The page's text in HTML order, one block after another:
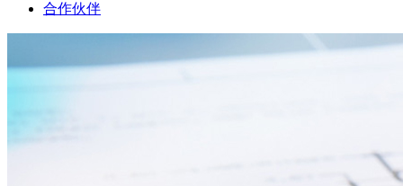
合作伙伴